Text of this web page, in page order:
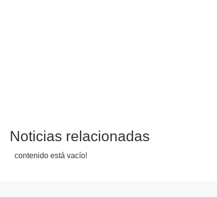
Noticias relacionadas
contenido está vacío!